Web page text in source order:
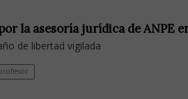
la asesoría jurídica de ANPE
de libertad vigilada